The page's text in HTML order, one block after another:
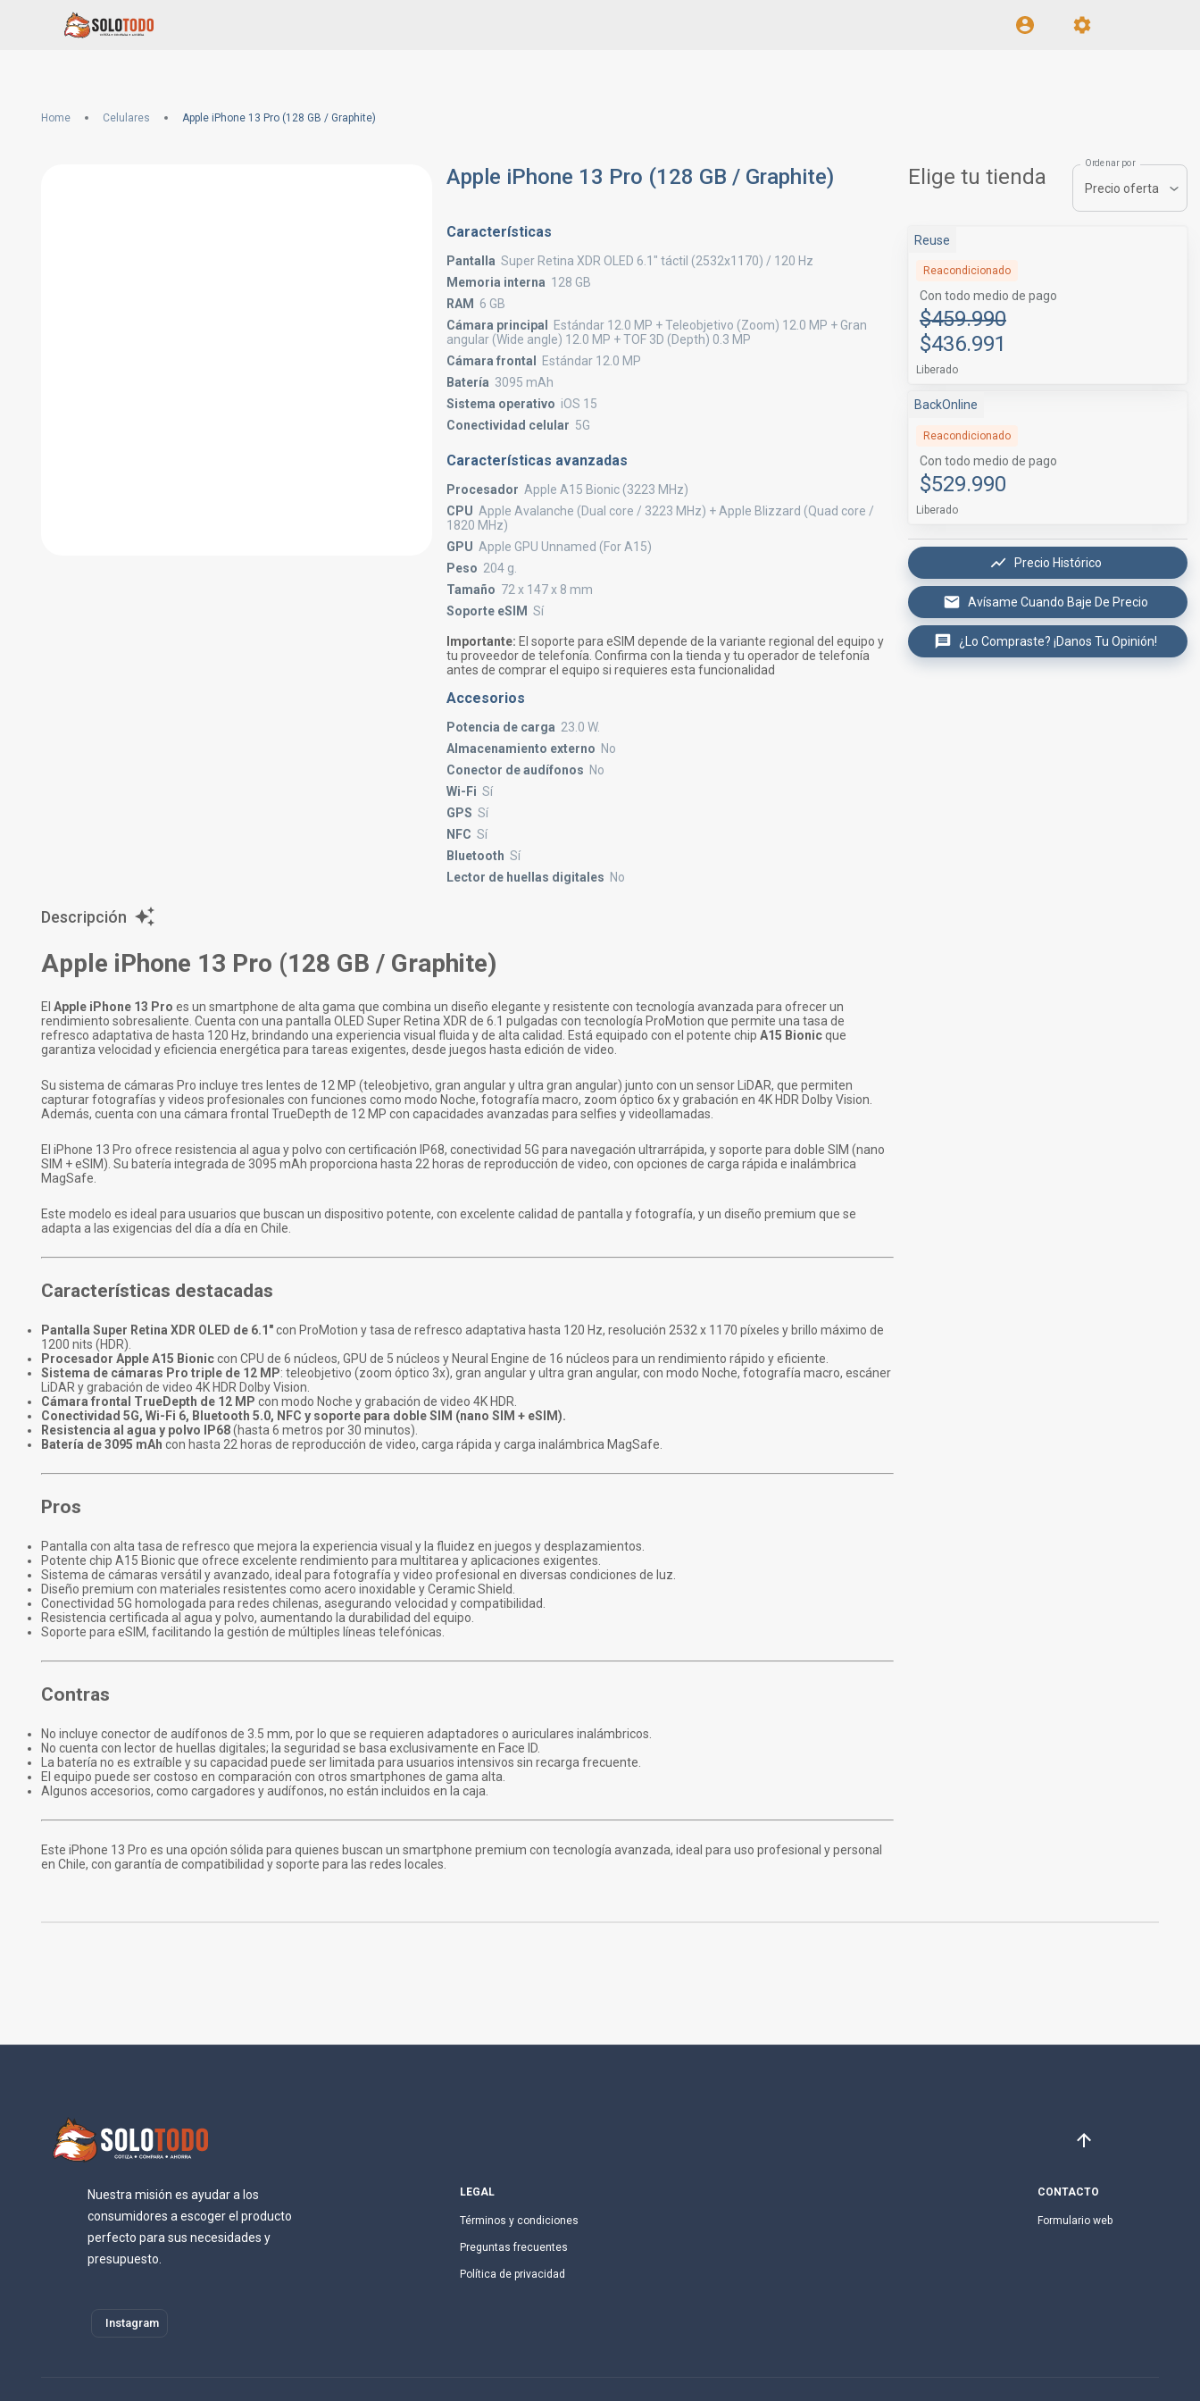
Home Celulares Apple iPhone 13 Pro (128 GB / Graphite)
Apple iPhone 13 Pro (128 GB / Graphite)
Características
Pantalla Super Retina XDR OLED 6.1" táctil (2532x1170) / 120 Hz
Memoria interna 128 GB
RAM
6 GB
Cámara principal
Estándar 12.0 MP + Teleobjetivo (Zoom) 12.0 MP + Gran
angular (Wide angle) 12.0 MP + TOF 3D (Depth) 0.3 MP
Cámara frontal
Estándar 12.0 MP
Batería 3095 mAh
Sistema operativo iOS 15
Conectividad celular 5G
Características avanzadas
Procesador Apple A15 Bionic (3223 MHz)
CPU Apple Avalanche (Dual core / 3223 MHz) + Apple Blizzard (Quad core /
1820 MHz)
GPU Apple GPU Unnamed (For A15)
Peso 204 g.
Tamaño 72 x 147 x 8 mm
Soporte eSIM Sí
Importante: El soporte para eSIM depende de la variante regional del equipo y
tu proveedor de telefonía. Confirma con la tienda y tu operador de telefonía
antes de comprar el equipo si requieres esta funcionalidad
Accesorios
Potencia de carga 23.0 W.
Almacenamiento externo No
Conector de audífonos No
Wi-Fi Sí
GPS Sí
NFC Sí
Bluetooth Sí
Lector de huellas digitales No
Elige tu tienda
Ordenar por
Precio oferta
Reuse
Reacondicionado
Con todo medio de pago
$459.990
$436.991
Liberado
BackOnline
Reacondicionado
Con todo medio de pago
$529.990
Liberado
Precio Histórico
Avísame Cuando Baje De Precio
¿Lo Compraste? ¡Danos Tu Opinión!
Descripción
Apple iPhone 13 Pro (128 GB / Graphite)
El Apple iPhone 13 Pro es un smartphone de alta gama que combina un diseño elegante y resistente con tecnología avanzada para ofrecer un
rendimiento sobresaliente. Cuenta con una pantalla OLED Super Retina XDR de 6.1 pulgadas con tecnología ProMotion que permite una tasa de
refresco adaptativa de hasta 120 Hz, brindando una experiencia visual fluida y de alta calidad. Está equipado con el potente chip A15 Bionicque
garantiza velocidad y eficiencia energética para tareas exigentes, desde juegos hasta edición de video.
Su sistema de cámaras Pro incluye tres lentes de 12 MP (teleobjetivo, gran angular y ultra gran angular) junto con un sensor LiDAR, que permiten
capturar fotografías y videos profesionales con funciones como modo Noche, fotografía macro, zoom óptico 6x y grabación en 4K HDR Dolby Vision.
Además, cuenta con una cámara frontal TrueDepth de 12 MP con capacidades avanzadas para selfies y videollamadas.
El iPhone 13 Pro ofrece resistencia al agua y polvo con certificación IP68, conectividad 5G para navegación ultrarrápida, y soporte para doble SIM (nano
SIM + eSIM). Su batería integrada de 3095 mAh proporciona hasta 22 horas de reproducción de video, con opciones de carga rápida e inalámbrica
MagSafe.
Este modelo es ideal para usuarios que buscan un dispositivo potente, con excelente calidad de pantalla y fotografía, y un diseño premium que se
adapta a las exigencias del día a día en Chile.
Características destacadas
Pantalla Super Retina XDR OLED de 6.1"con ProMotion y tasa de refresco adaptativa hasta 120 Hz, resolución 2532 x 1170 píxeles y brillo máximo de
1200 nits (HDR).
Procesador Apple A15 Bioniccon CPU de 6 núcleos, GPU de 5 núcleos y Neural Engine de 16 núcleos para un rendimiento rápido y eficiente.
Sistema de cámaras Pro triple de 12 MP: teleobjetivo (zoom óptico 3x), gran angular y ultra gran angular, con modo Noche, fotografía macro, escáner
LiDAR y grabación de video 4K HDR Dolby Vision.
Cámara frontal TrueDepth de 12 MP con modo Noche y grabación de video 4K HDR.
Conectividad 5G, Wi-Fi 6, Bluetooth 5.0, NFC y soporte para doble SIM (nano SIM + eSIM).
Resistencia al agua y polvo IP68(hasta 6 metros por 30 minutos).
Batería de 3095 mAh con hasta 22 horas de reproducción de video, carga rápida y carga inalámbrica MagSafe.
Pros
Pantalla con alta tasa de refresco que mejora la experiencia visual y la fluidez en juegos y desplazamientos.
Potente chip A15 Bionic que ofrece excelente rendimiento para multitarea y aplicaciones exigentes.
Sistema de cámaras versátil y avanzado, ideal para fotografía y video profesional en diversas condiciones de luz.
Diseño premium con materiales resistentes como acero inoxidable y Ceramic Shield.
Conectividad 5G homologada para redes chilenas, asegurando velocidad y compatibilidad.
Resistencia certificada al agua y polvo, aumentando la durabilidad del equipo.
Soporte para eSIM, facilitando la gestión de múltiples líneas telefónicas.
Contras
No incluye conector de audífonos de 3.5 mm, por lo que se requieren adaptadores o auriculares inalámbricos.
No cuenta con lector de huellas digitales; la seguridad se basa exclusivamente en Face ID.
La batería no es extraíble y su capacidad puede ser limitada para usuarios intensivos sin recarga frecuente.
El equipo puede ser costoso en comparación con otros smartphones de gama alta.
Algunos accesorios, como cargadores y audífonos, no están incluidos en la caja.
Este iPhone 13 Pro es una opción sólida para quienes buscan un smartphone premium con tecnología avanzada, ideal para uso profesional y personal
en Chile, con garantía de compatibilidad y soporte para las redes locales.
Nuestra misión es ayudar a los
consumidores a escoger el producto
perfecto para sus necesidades y
presupuesto.
Instagram
LEGAL
Términos y condiciones
Preguntas frecuentes
Política de privacidad
CONTACTO
Formulario web